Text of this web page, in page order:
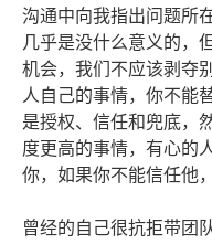
沟通中向我指出问题所
几乎是没什么意义的，
机会，我们不应该剥夺
人自己的事情，你不能
是授权、信任和兜底，
度更高的事情，有心的
你，如果你不能信任他
曾经的自己很抗拒带团